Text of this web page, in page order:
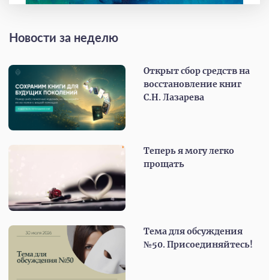
Новости за неделю
Открыт сбор средств на
восстановление книг
С.Н. Лазарева
Теперь я могу легко
прощать
Тема для обсуждения
№50. Присоединяйтесь!